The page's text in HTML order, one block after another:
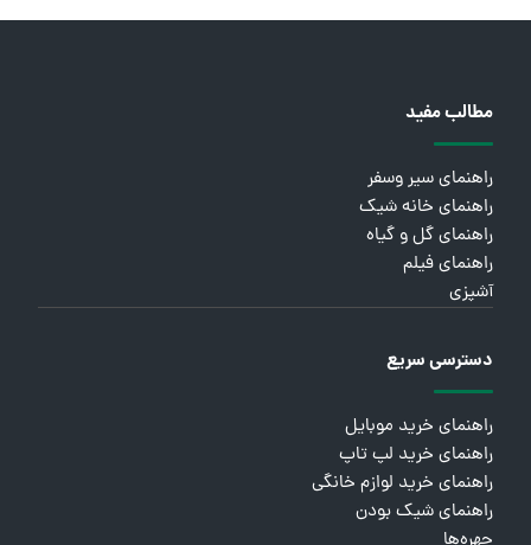
مطالب مفید
راهنمای سیر وسفر
راهنمای خانه شیک
راهنمای گل و گیاه
راهنمای فیلم
آشپزی
دسترسی سریع
راهنمای خرید موبایل
راهنمای خرید لپ تاپ
راهنمای خرید لوازم خانگی
راهنمای شیک بودن